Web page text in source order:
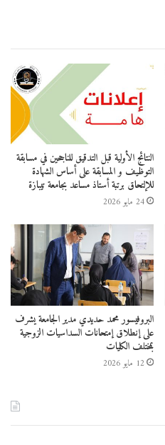
النتائج الأولية قبل التدقيق للناجحين في مسابقة
التوظيف و المسابقة على أساس الشهادة
للإلتحاق برتبة أستاذ مساعد بجامعة تيبازة
24 مايو 2026
البروفيسور محمد حديدي مدير الجامعة يشرف
على إنطلاق إمتحانات السداسيات الزوجية
بمختلف الكليات
12 مايو 2026